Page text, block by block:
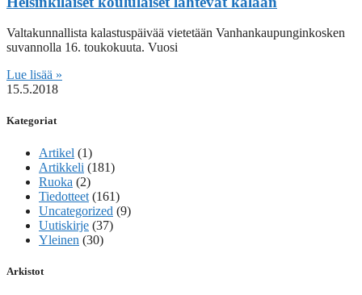
Valtakunnallista kalastuspäivää vietetään Vanhankaupunginkosken
suvannolla 16. toukokuuta. Vuosi
Lue lisää »
15.5.2018
Kategoriat
Artikel (1)
Artikkeli (181)
Ruoka (2)
Tiedotteet (161)
Uncategorized (9)
Uutiskirje (37)
Yleinen (30)
Arkistot